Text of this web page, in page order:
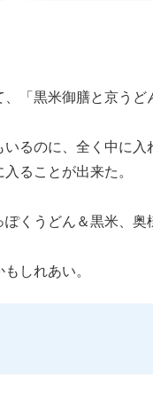
「黒米御膳と京う
るのに、全く中に入
ることが出来た。
くうどん＆黒米、奥
しれあい。